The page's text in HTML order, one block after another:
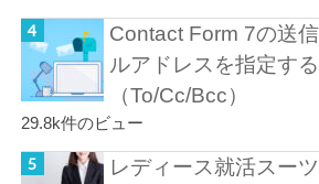
Contact Form 7の送
ルアドレスを指定す
（To/Cc/Bcc）
29.8k件のビュー
レディース就活スー